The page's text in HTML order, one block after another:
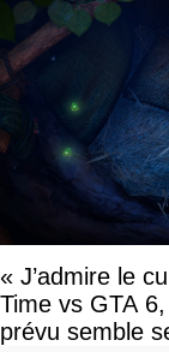
« J’admire le
Time vs GTA
prévu semble